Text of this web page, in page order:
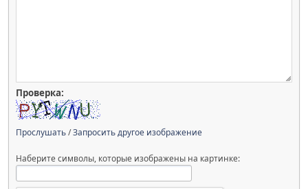
Проверка:
Прослушать/Запросить другое изображение
Наберите символы, которые изображены на картинке: